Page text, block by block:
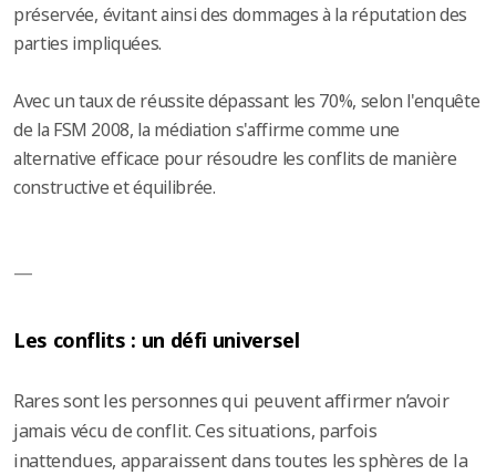
préservée, évitant ainsi des dommages à la réputation des
parties impliquées.
Avec un taux de réussite dépassant les 70%, selon l'enquête
de la FSM 2008, la médiation s'affirme comme une
alternative efficace pour résoudre les conflits de manière
constructive et équilibrée.
—
Les conflits : un défi universel
Rares sont les personnes qui peuvent affirmer n’avoir
jamais vécu de conflit. Ces situations, parfois
inattendues, apparaissent dans toutes les sphères de la